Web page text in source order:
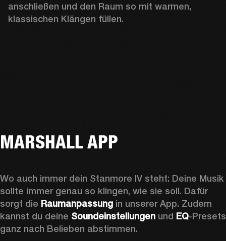
anschließen und den Raum so mit warmen,
klassischen Klängen füllen.
MARSHALL APP
Wo auch immer dein Stanmore IV steht: Deine Musik
sollte immer genau so klingen, wie sie soll. Dafür
sorgt die Raumanpassung in unserer App. Zudem
kannst du deine Soundeinstellungen und EQ-Presets
ganz nach Belieben abstimmen.